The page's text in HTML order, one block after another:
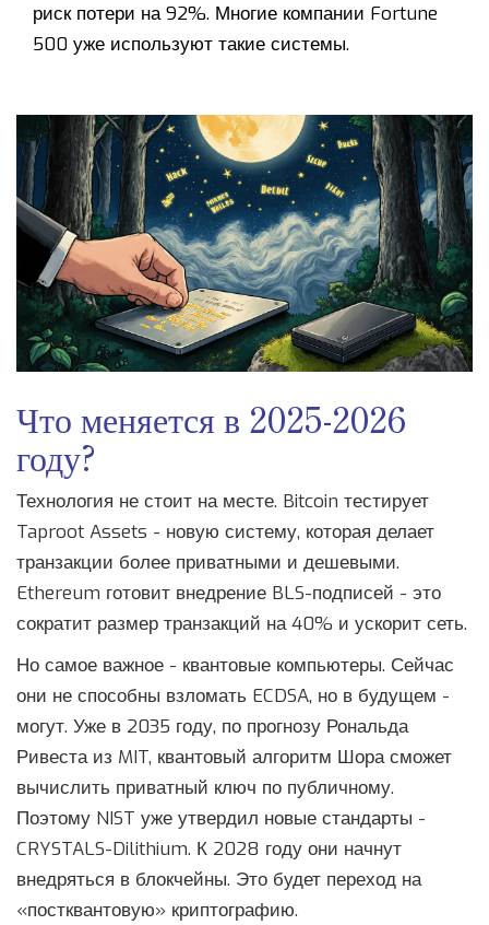
риск потери на 92%. Многие компании Fortune
500 уже используют такие системы.
Что меняется в 2025-2026
году?
Технология не стоит на месте. Bitcoin тестирует
Taproot Assets - новую систему, которая делает
транзакции более приватными и дешевыми.
Ethereum готовит внедрение BLS-подписей - это
сократит размер транзакций на 40% и ускорит сеть.
Но самое важное - квантовые компьютеры. Сейчас
они не способны взломать ECDSA, но в будущем -
могут. Уже в 2035 году, по прогнозу Рональда
Ривеста из MIT, квантовый алгоритм Шора сможет
вычислить приватный ключ по публичному.
Поэтому NIST уже утвердил новые стандарты -
CRYSTALS-Dilithium. К 2028 году они начнут
внедряться в блокчейны. Это будет переход на
«постквантовую» криптографию.